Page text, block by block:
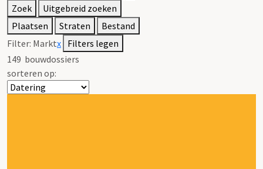
Zoek
Uitgebreid zoeken
Plaatsen
Straten
Bestand
Filter: Marktx Filters legen
149 bouwdossiers
sorteren op: